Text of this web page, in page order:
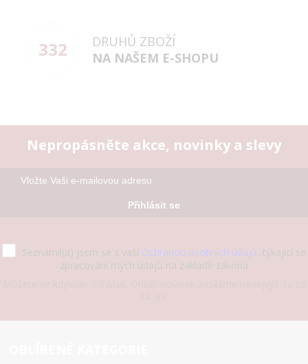
332
DRUHŮ ZBOŽÍ
NA NAŠEM E-SHOPU
Nepropásněte akce, novinky a slevy
Přihlásit se
Seznámil(a) jsem se s vaší Ochranou osobních údajů, týkající se
zpracování mých údajů na základě zákona